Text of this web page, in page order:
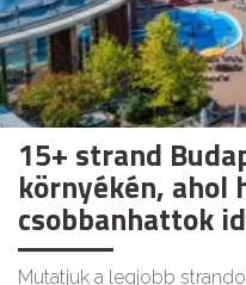
15+ strand
környékén, ahol
csobbanhattok
Mutatjuk a legjobb